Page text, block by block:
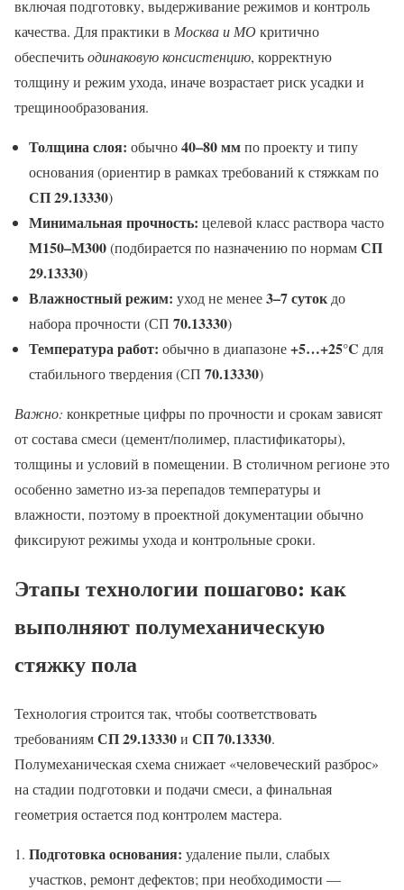
включая подготовку, выдерживание режимов и контроль
качества. Для практики в Москва и МОкритично
обеспечитьодинаковую консистенцию, корректную
толщину и режим ухода, иначе возрастает риск усадки и
трещинообразования.
Толщина слоя: обычно40–80 ммпо проекту и типу
основания (ориентир в рамках требований к стяжкам по
СП 29.13330)
Минимальная прочность: целевой класс раствора часто
М150–М300(подбирается по назначению по нормамСП
29.13330)
Влажностный режим: уход не менее3–7 суток до
набора прочности (СП 70.13330)
Температура работ: обычно в диапазоне+5…+25°C для
стабильного твердения (СП 70.13330)
Важно: конкретные цифры по прочности и срокам зависят
от состава смеси (цемент/полимер, пластификаторы),
толщины и условий в помещении. В столичном регионе это
особенно заметно из-за перепадов температуры и
влажности, поэтому в проектной документации обычно
фиксируют режимы ухода и контрольные сроки.
Этапы технологии пошагово: как
выполняют полумеханическую
стяжку пола
Технология строится так, чтобы соответствовать
требованиямСП 29.13330и СП 70.13330.
Полумеханическая схема снижает «человеческий разброс»
на стадии подготовки и подачи смеси, а финальная
геометрия остается под контролем мастера.
Подготовка основания: удаление пыли, слабых
участков, ремонт дефектов; при необходимости —